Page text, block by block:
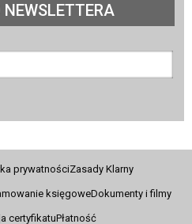
NEWSLETTERA
prywatnościZasady Klarny
księgoweDokumenty i filmy
certyfikatuPłatność